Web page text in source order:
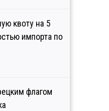
квоту на 5
импорта по
флагом